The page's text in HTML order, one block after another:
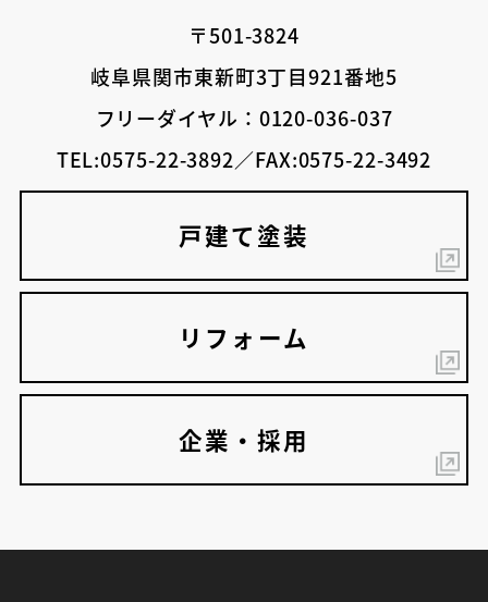
〒501-3824
岐阜県関市東新町3丁目921番地5
フリーダイヤル：0120-036-037
TEL:0575-22-3892／FAX:0575-22-3492
戸建て塗装
リフォーム
企業・採用